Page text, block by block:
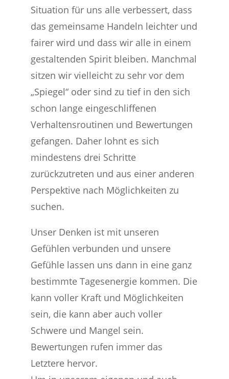
Situation für uns alle verbessert, dass
das gemeinsame Handeln leichter und
fairer wird und dass wir alle in einem
gestaltenden Spirit bleiben. Manchmal
sitzen wir vielleicht zu sehr vor dem
„Spiegel“ oder sind zu tief in den sich
schon lange eingeschliffenen
Verhaltensroutinen und Bewertungen
gefangen. Daher lohnt es sich
mindestens drei Schritte
zurückzutreten und aus einer anderen
Perspektive nach Möglichkeiten zu
suchen.
Unser Denken ist mit unseren
Gefühlen verbunden und unsere
Gefühle lassen uns dann in eine ganz
bestimmte Tagesenergie kommen. Die
kann voller Kraft und Möglichkeiten
sein, die kann aber auch voller
Schwere und Mangel sein.
Bewertungen rufen immer das
Letztere hervor.